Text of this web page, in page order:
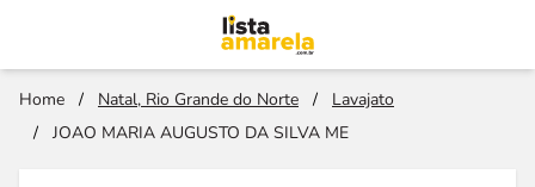
Home / Natal, Rio Grande do Norte /
Lavajato
/
JOAO MARIA AUGUSTO DA SILVA ME